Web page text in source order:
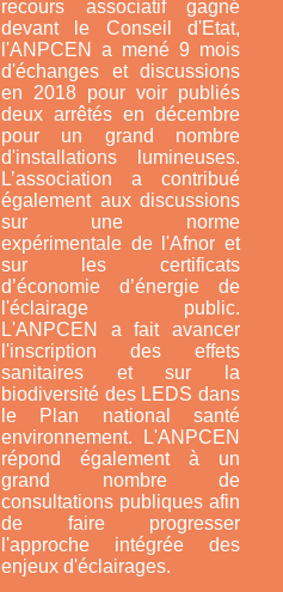
recours associatif gagné
devant le Conseil d'Etat,
l'ANPCEN a mené 9 mois
d'échanges et discussions
en 2018 pour voir publiés
deux arrêtés en décembre
pour un grand nombre
d'installations lumineuses.
L’association a contribué
également aux discussions
sur une norme
expérimentale de l'Afnor et
sur les certificats
d’économie d’énergie de
l'éclairage public.
L'ANPCEN a fait avancer
l'inscription des effets
sanitaires et sur la
biodiversité des LEDS dans
le Plan national santé
environnement. L'ANPCEN
répond également à un
grand nombre de
consultations publiques afin
de faire progresser
l'approche intégrée des
enjeux d'éclairages.